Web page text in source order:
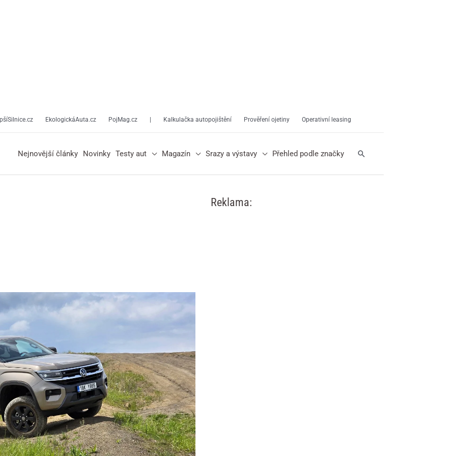
EkologickáAuta.cz PojMag.cz Kalkulačka autopojištění Prověření ojetiny Operativní leasing
Nejnovější články Novinky Testy aut Magazín Srazy a výstavy Přehled podle značky Hledat
Reklama: